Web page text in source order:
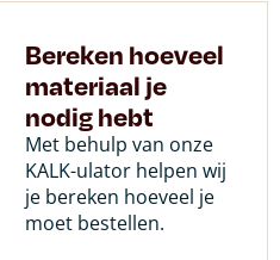
Bereken hoeveel
materiaal je
nodig hebt
Met behulp van onze
KALK-ulator helpen wij
je bereken hoeveel je
moet bestellen.